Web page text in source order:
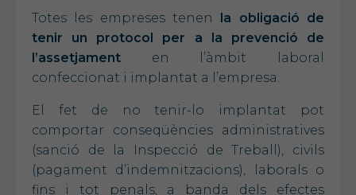
Totes les empreses tenen la obligació de
tenir un protocol per a la prevenció de
l’assetjament en l’àmbit laboral
confeccionat i implantat a l’empresa.
El fet de no tenir-lo implantat pot
comportar conseqüències administratives
(sanció de la Inspecció de Treball), civils
(pagament d’indemnitzacions), laborals o
fins i tot penals, a banda dels efectes